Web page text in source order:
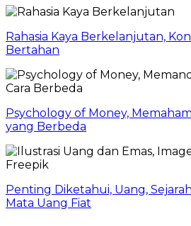
Rahasia Kaya Berkelanjutan,
Bertahan
Psychology of Money,
yang Berbeda
Penting Diketahui, Uang,
Mata Uang Fiat